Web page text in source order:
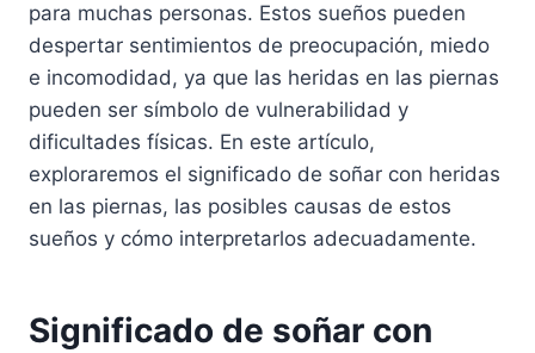
para muchas personas. Estos sueños pueden
despertar sentimientos de preocupación, miedo
e incomodidad, ya que las heridas en las piernas
pueden ser símbolo de vulnerabilidad y
dificultades físicas. En este artículo,
exploraremos el significado de soñar con heridas
en las piernas, las posibles causas de estos
sueños y cómo interpretarlos adecuadamente.
Significado de soñar con